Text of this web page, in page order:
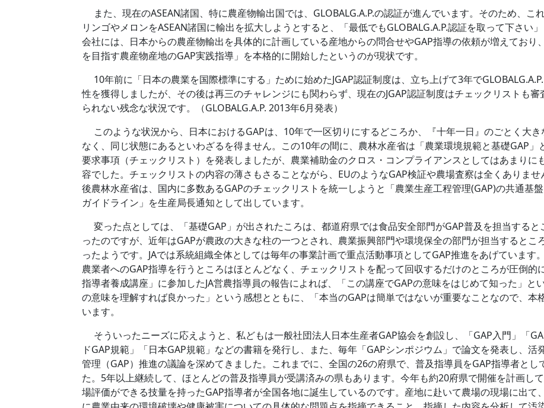
また、現在のASEAN諸国、特に農産物輸出国では、GLOBALG.A.P.の認証が進んでいます。そのため、こ
リンゴやメロンをASEAN諸国に輸出を拡大しようとすると、「最低でもGLOBALG.A.P.認証を取って下さい
会社には、日本からの農産物輸出を具体的に計画している産地からの問合せやGAP指導の依頼が増えており
を目指す農産物産地のGAP実践指導」を本格的に開始したというのが現状です。
10年前に「日本の農業を国際標準にする」ために始めたJGAP認証制度は、立ち上げて3年で
性を獲得しましたが、その後は再三のチャレンジにも関わらず、現在のJGAP認証制度はチェックリストも審
られない残念な状況です。（GLOBALG.A.P. 2013年6月発表）
このような状況から、日本におけるGAPは、10年で一区切りにするどころか、『十年一日』のごとく大き
なく、同じ状態にあるといわざるを得ません。この10年の間に、農林水産省は「農業環境規範と基礎GAP」
要求事項（チェックリスト）を発表しましたが、農業補助金のクロス・コンプライアンスとしてはあまりに
容でした。チェックリストの内容の薄さもさることながら、EUのようなGAP検証や農場査察は全くありませ
後農林水産省は、国内に多数あるGAPのチェックリストを統一しようと「農業生産工程管理(GAP)の共通基
ガイドライン」を生産局長通知として出しています。
変った点としては、「基礎GAP」が出されたころは、都道府県では食品安全部門がGAP普及を担当すると
ったのですが、近年はGAPが農政の大きな柱の一つとされ、農業振興部門や環境保全の部門が担当するとこ
ったようです。JAでは系統組織全体としては毎年の事業計画で重点活動事項としてGAP推進をあげています。
農業者へのGAP指導を行うところはほとんどなく、チェックリストを配って回収するだけのところが圧倒的
指導者養成講座」に参加したJA営農指導員の報告によれば、「この講座でGAPの意味をはじめて知った」と
の意味を理解すれば良かった」という感想とともに、「本当のGAPは簡単ではないが重要なことなので、本
います。
そういったニーズに応えようと、私どもは一般社団法人日本生産者GAP協会を創設し、「GAP入門」「
ドGAP規範」「日本GAP規範」などの書籍を発行し、また、毎年「GAPシンポジウム」で論文を発表し、
管理（GAP）推進の議論を深めてきました。これまでに、全国の26の府県で、普及指導員をGAP指導者と
た。5年以上継続して、ほとんどの普及指導員が受講済みの県もあります。今年も約20府県で開催を計画し
場評価ができる技量を持ったGAP指導者が全国各地に誕生しているのです。産地に赴いて農場の現場に出